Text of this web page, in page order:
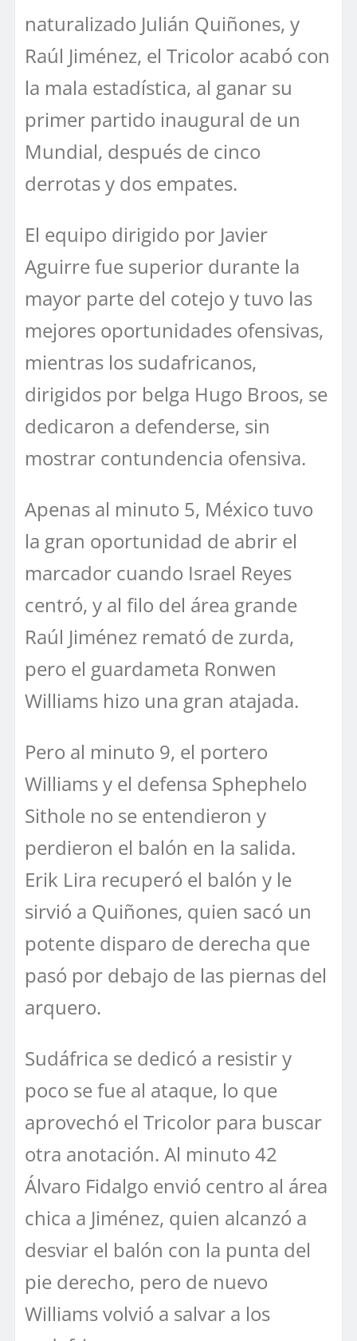
naturalizado Julián Quiñones, y
Raúl Jiménez, el Tricolor acabó con
la mala estadística, al ganar su
primer partido inaugural de un
Mundial, después de cinco
derrotas y dos empates.
El equipo dirigido por Javier
Aguirre fue superior durante la
mayor parte del cotejo y tuvo las
mejores oportunidades ofensivas,
mientras los sudafricanos,
dirigidos por belga Hugo Broos, se
dedicaron a defenderse, sin
mostrar contundencia ofensiva.
Apenas al minuto 5, México tuvo
la gran oportunidad de abrir el
marcador cuando Israel Reyes
centró, y al filo del área grande
Raúl Jiménez remató de zurda,
pero el guardameta Ronwen
Williams hizo una gran atajada.
Pero al minuto 9, el portero
Williams y el defensa Sphephelo
Sithole no se entendieron y
perdieron el balón en la salida.
Erik Lira recuperó el balón y le
sirvió a Quiñones, quien sacó un
potente disparo de derecha que
pasó por debajo de las piernas del
arquero.
Sudáfrica se dedicó a resistir y
poco se fue al ataque, lo que
aprovechó el Tricolor para buscar
otra anotación. Al minuto 42
Álvaro Fidalgo envió centro al área
chica a Jiménez, quien alcanzó a
desviar el balón con la punta del
pie derecho, pero de nuevo
Williams volvió a salvar a los